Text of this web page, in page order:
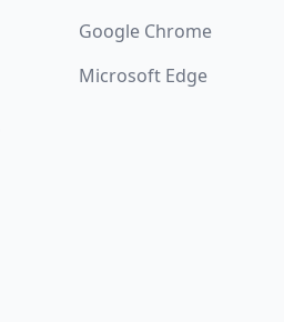
Google Chrome
Microsoft Edge